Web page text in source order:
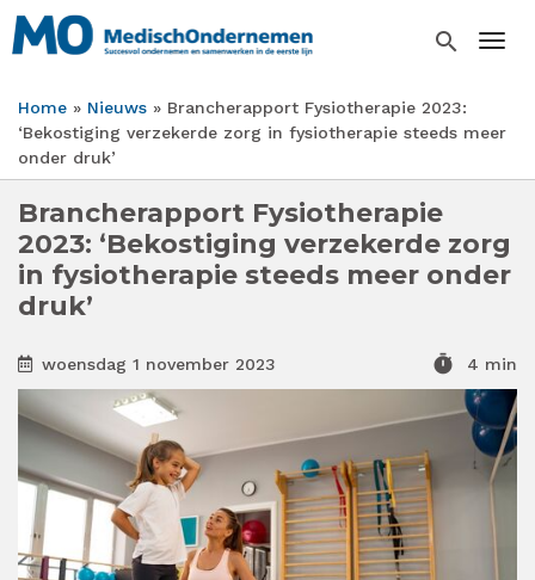
Overslaan
en
inhoud
gaan
search
Kruimelpad
Home Nieuws
Brancherapport Fysiotherapie 2023:
‘Bekostiging verzekerde zorg in fysiotherapie steeds meer
onder druk’
Brancherapport Fysiotherapie
2023: ‘Bekostiging verzekerde zorg
in fysiotherapie steeds meer onder
druk’
woensdag 1 november 2023 timer 4 min